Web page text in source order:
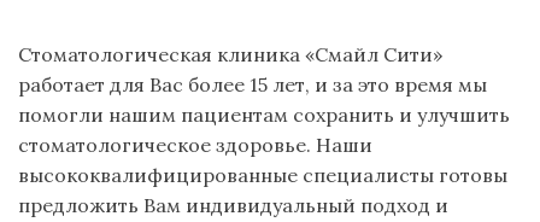
Стоматологическая клиника «Смайл Сити»
работает для Вас более 15 лет, и за это время мы
помогли нашим пациентам сохранить и улучшить
стоматологическое здоровье. Наши
высококвалифицированные специалисты готовы
предложить Вам индивидуальный подход и